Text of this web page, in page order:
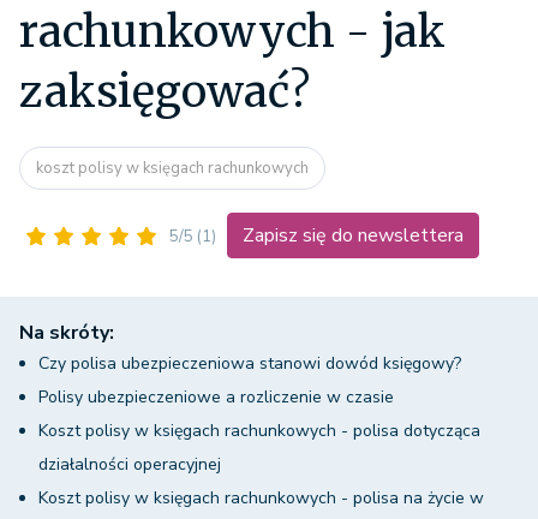
rachunkowych - jak
zaksięgować?
koszt polisy w księgach rachunkowych
5/5 (1) Zapisz się do newslettera
Na skróty:
Czy polisa ubezpieczeniowa stanowi dowód księgowy?
Polisy ubezpieczeniowe a rozliczenie w czasie
Koszt polisy w księgach rachunkowych - polisa dotycząca
działalności operacyjnej
Koszt polisy w księgach rachunkowych - polisa na życie w